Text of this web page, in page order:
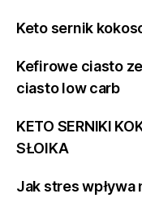
Keto sernik
Kefirowe ciasto
ciasto low carb
KETO SERNIKI
SŁOIKA
Jak stres wpływa